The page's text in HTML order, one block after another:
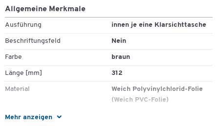
Mehr anzeigen
Allgemeine Merkmale
Ausführung innen je eine Klarsichttasche
Beschriftungsfeld Nein
Farbe braun
Länge [mm] 312
Material
Weich Polyvinylchlorid-Folie
(Weich PVC-Folie)
Stück pro Paket